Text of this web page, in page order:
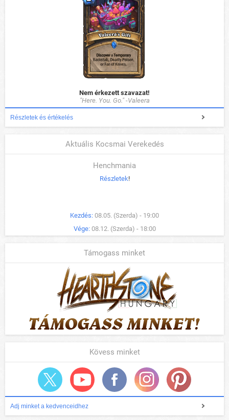
Nem érkezett szavazat!
"Here. You. Go." -Valeera
Részletek és értékelés
Aktuális Kocsmai Verekedés
Henchmania
Részletek!
Kezdés: 08.05. (Szerda) - 19:00
Vége: 08.12. (Szerda) - 18:00
Támogass minket
Kövess minket
Adj minket a kedvenceidhez